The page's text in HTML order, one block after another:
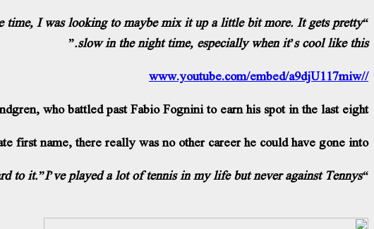
time, I was looking to maybe mix it up a little bit more. It gets pretty
slow in the night time, especially when it’s cool like this.”
//www.youtube.com/embed/a9djU117miw
who battled past Fabio Fognini to earn his spot in the last eight.
first name, there really was no other career he could have gone into.
“He was not going to be a baseball player, that’s for sure!”
to it.”I’ve played a lot of tennis in my life but never against Tennys.”